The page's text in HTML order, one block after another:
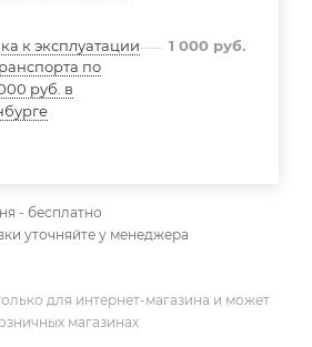
к эксплуатации
по
руб. в
1 000 руб.
- бесплатно
уточняйте у менеджера
для интернет-магазина и может
магазинах